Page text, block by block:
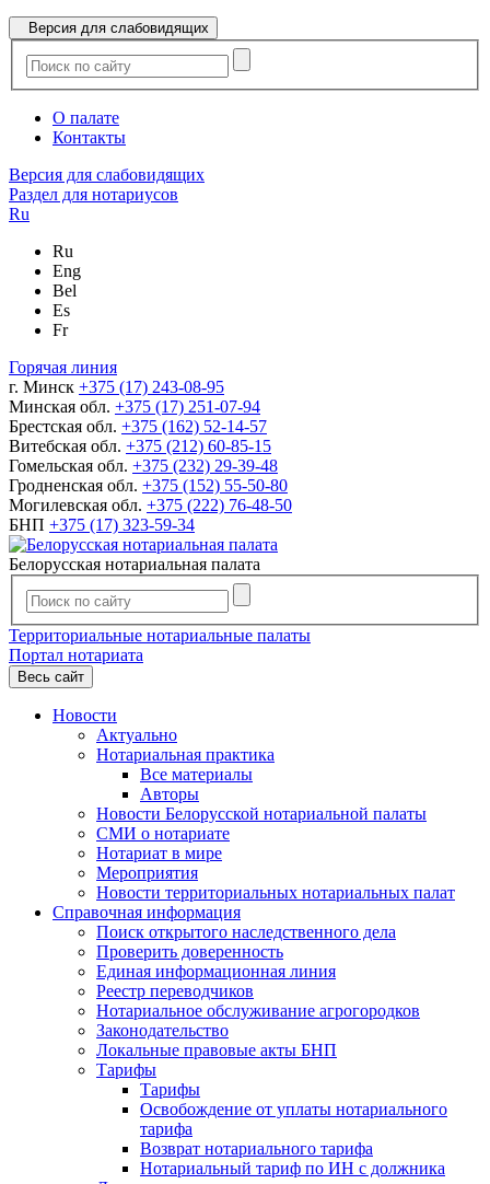
Версия для слабовидящих
О палате
Контакты
Версия для слабовидящих
Раздел для нотариусов
Ru
Ru
Eng
Bel
Es
Fr
Горячая линия
г. Минск +375 (17) 243-08-95
Минская обл. +375 (17) 251-07-94
Брестская обл. +375 (162) 52-14-57
Витебская обл. +375 (212) 60-85-15
Гомельская обл. +375 (232) 29-39-48
Гродненская обл. +375 (152) 55-50-80
Могилевская обл. +375 (222) 76-48-50
БНП +375 (17) 323-59-34
Белорусская нотариальная палата
Территориальные нотариальные палаты
Портал нотариата
Весь сайт
Новости
Актуально
Нотариальная практика
Все материалы
Авторы
Новости Белорусской нотариальной палаты
СМИ о нотариате
Нотариат в мире
Мероприятия
Новости территориальных нотариальных палат
Справочная информация
Поиск открытого наследственного дела
Проверить доверенность
Единая информационная линия
Реестр переводчиков
Нотариальное обслуживание агрогородков
Законодательство
Локальные правовые акты БНП
Тарифы
Тарифы
Освобождение от уплаты нотариального
тарифа
Возврат нотариального тарифа
Нотариальный тариф по ИН с должника